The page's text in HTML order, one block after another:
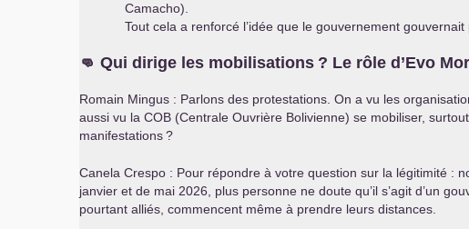
Camacho).
Tout cela a renforcé l’idée que le gouvernement
👊 Qui dirige les mobilisations ? Le rôle d’Evo
Romain Mingus : Parlons des protestations. On a vu les
aussi vu la COB (Centrale Ouvrière Bolivienne) se mobiliser,
manifestations?
Canela Crespo : Pour répondre à votre question sur la légitimité :
janvier et de mai 2026, plus personne ne doute qu’il s’agit d’un
pourtant alliés, commencent même à prendre leurs distances.